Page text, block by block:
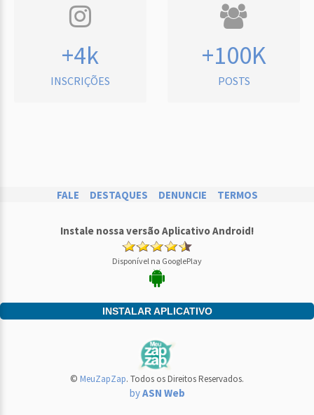
+4k
INSCRIÇÕES
+100K
POSTS
FALE DESTAQUES DENUNCIE TERMOS
Instale nossa versão Aplicativo Android!
Disponível na GooglePlay
INSTALAR APLICATIVO
© MeuZapZap. Todos os Direitos Reservados.
byASN Web